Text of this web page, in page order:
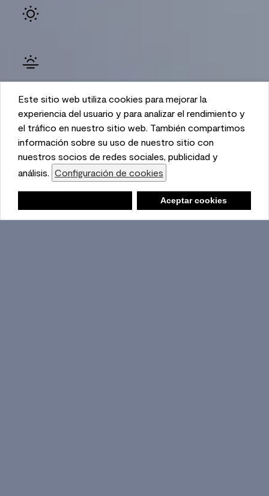
This website uses cookies to enhance user experience
and to analyze performance and traffic on our website.
We also share information about your use of our site
with our social media, advertising, and analytics
partners. Cookie Settings
Accept Cookies
Este sitio web utiliza cookies para mejorar la
experiencia del usuario y para analizar el rendimiento y
el tráfico en nuestro sitio web. También compartimos
información sobre su uso de nuestro sitio con
nuestros socios de redes sociales, publicidad y
análisis. Configuración de cookies
Aceptar cookies
Ambiente
Lista de compras